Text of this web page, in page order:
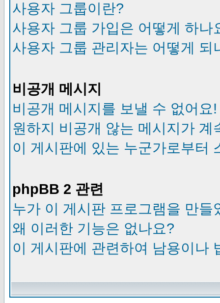
사용자 그룹이란?
사용자 그룹 가입은 어떻게 하나
사용자 그룹 관리자는 어떻게 되
비공개 메시지
비공개 메시지를 보낼 수 없어요!
원하지 비공개 않는 메시지가 계
이 게시판에 있는 누군가로부터
phpBB 2 관련
누가 이 게시판 프로그램을 만들
왜 이러한 기능은 없나요?
이 게시판에 관련하여 남용이나